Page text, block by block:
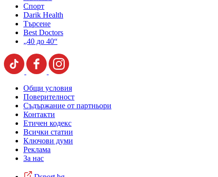
Спорт
Darik Health
Търсене
Best Doctors
„40 до 40“
Общи условия
Поверителност
Съдържание от партньори
Контакти
Етичен кодекс
Всички статии
Ключови думи
Реклама
За нас